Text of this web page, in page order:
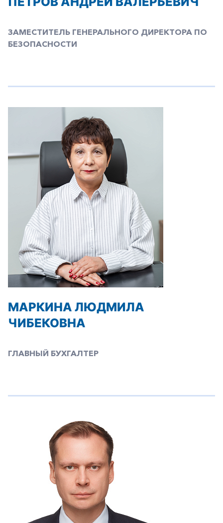
ЗАМЕСТИТЕЛЬ ГЕНЕРАЛЬНОГО ДИРЕКТОРА ПО
БЕЗОПАСНОСТИ
МАРКИНА ЛЮДМИЛА
ЧИБЕКОВНА
ГЛАВНЫЙ БУХГАЛТЕР